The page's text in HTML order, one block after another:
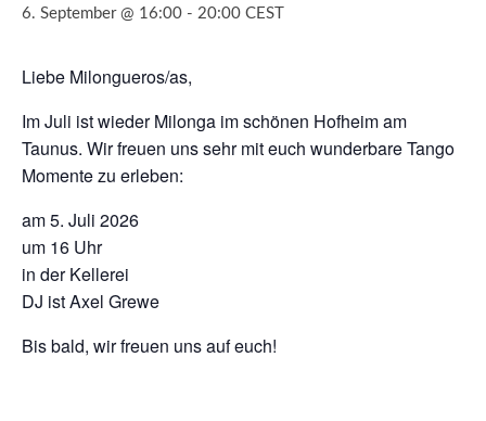
6. September @ 16:00 - 20:00 CEST
Liebe Milongueros/as,
Im Juli ist wieder Milonga im schönen Hofheim am
Taunus. Wir freuen uns sehr mit euch wunderbare Tango
Momente zu erleben:
am 5. Juli 2026
um 16 Uhr
in der Kellerei
DJ ist Axel Grewe
Bis bald, wir freuen uns auf euch!